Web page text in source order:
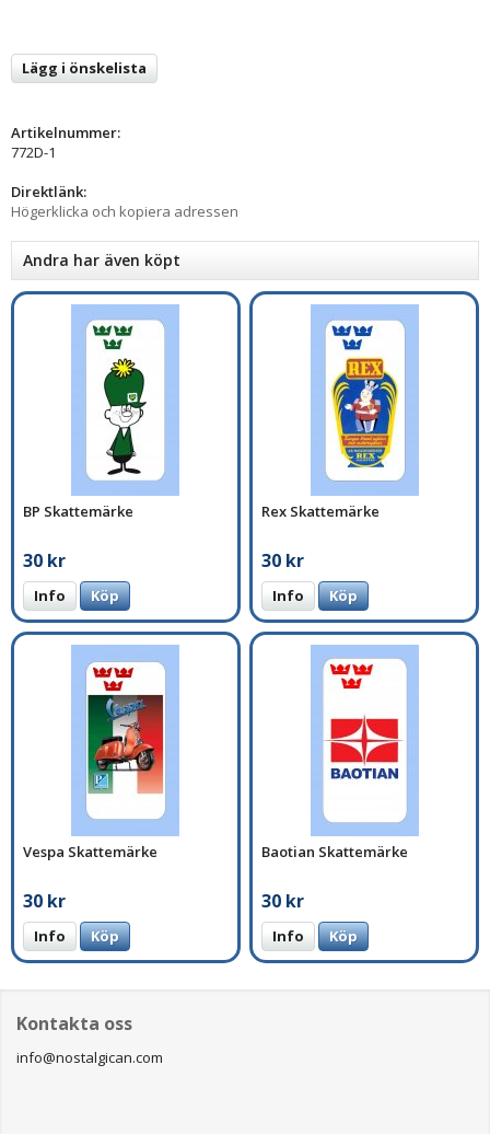
Lägg i önskelista
Artikelnummer:
772D-1
Direktlänk:
Högerklicka och kopiera adressen
Andra har även köpt
BP Skattemärke
30 kr
Info Köp
Rex Skattemärke
30 kr
Info Köp
Vespa Skattemärke
30 kr
Info Köp
Baotian Skattemärke
30 kr
Info Köp
Kontakta oss
info@nostalgican.com